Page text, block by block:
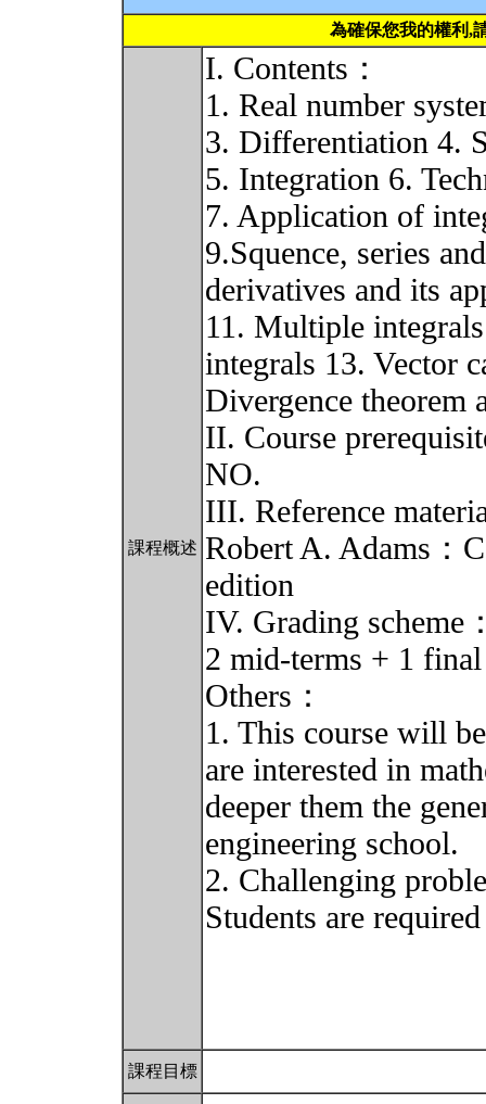
為確保您我的權利,
課程概述
I. Contents：
1. Real number
3. Differentiation 4.
5. Integration 6.
7. Application of
9.Squence, series
derivatives and its
11. Multiple
integrals 13. Vector
Divergence theorem
II. Course
NO.
III. Reference
Robert A. Adams：
edition
IV. Grading scheme
2 mid-terms + 1
Others：
1. This course will
are interested in
deeper them the
engineering school.
2. Challenging
Students are
課程目標